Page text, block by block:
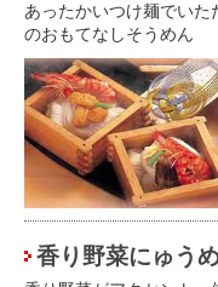
あったかいつけ麺でい
のおもてなしそうめん
香り野菜にゅう